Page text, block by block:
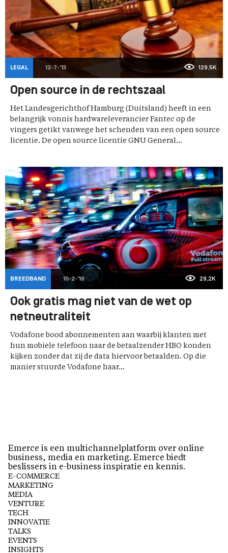
LEGAL 12-7-'13 129,5K
Open source in de rechtszaal
Het Landesgerichthof Hamburg (Duitsland) heeft in een
belangrijk vonnis hardwareleverancier Fantec op de
vingers getikt vanwege het schenden van een open source
licentie. De open source licentie GNU General...
BREEDBAND 10-2-'16 29,2K
Ook gratis mag niet van de wet op
netneutraliteit
Vodafone bood abonnementen aan waarbij klanten met
hun mobiele telefoon naar de betaalzender HBO konden
kijken zonder dat zij de data hiervoor betaalden. Op die
manier stuurde Vodafone haar...
Emerce is een multichannelplatform over online
business, media en marketing. Emerce biedt
beslissers in e-business inspiratie en kennis.
E-COMMERCE
MARKETING
MEDIA
VENTURE
TECH
INNOVATIE
TALKS
EVENTS
INSIGHTS